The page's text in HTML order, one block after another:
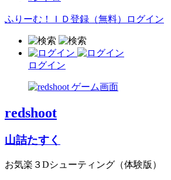
ふりーむ！ＩＤ登録（無料） ログイン
ログイン
redshoot
山詰たすく
お気楽３Dシューティング（体験版）